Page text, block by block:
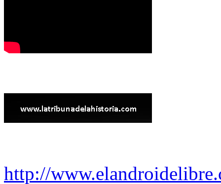
http://